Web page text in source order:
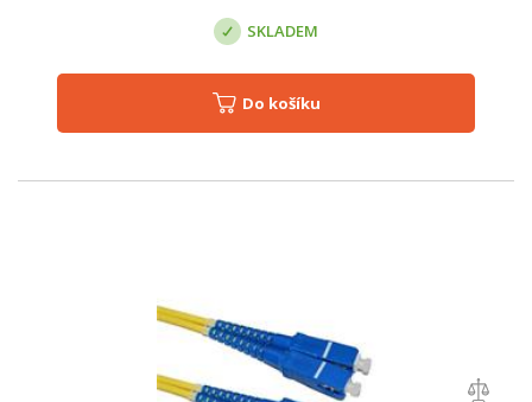
SKLADEM
Do košíku